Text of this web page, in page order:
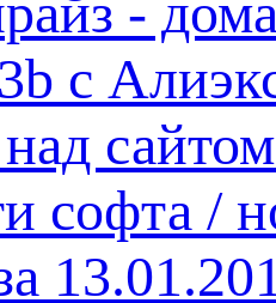
с
софта /